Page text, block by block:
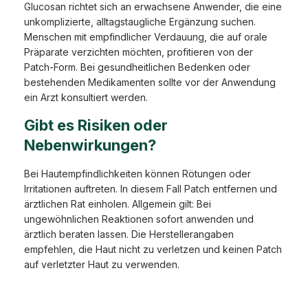
Glucosan richtet sich an erwachsene Anwender, die eine
unkomplizierte, alltagstaugliche Ergänzung suchen.
Menschen mit empfindlicher Verdauung, die auf orale
Präparate verzichten möchten, profitieren von der
Patch-Form. Bei gesundheitlichen Bedenken oder
bestehenden Medikamenten sollte vor der Anwendung
ein Arzt konsultiert werden.
Gibt es Risiken oder
Nebenwirkungen?
Bei Hautempfindlichkeiten können Rötungen oder
Irritationen auftreten. In diesem Fall Patch entfernen und
ärztlichen Rat einholen. Allgemein gilt: Bei
ungewöhnlichen Reaktionen sofort anwenden und
ärztlich beraten lassen. Die Herstellerangaben
empfehlen, die Haut nicht zu verletzen und keinen Patch
auf verletzter Haut zu verwenden.